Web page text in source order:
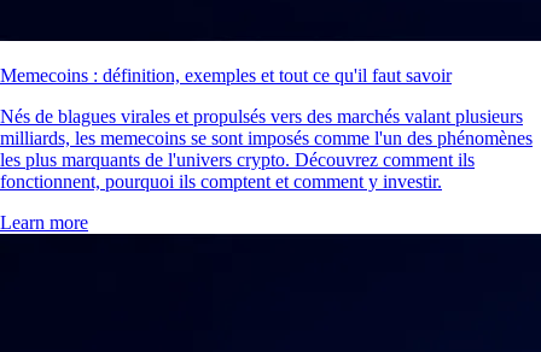
Memecoins : définition, exemples et tout ce qu'il faut savoir
Nés de blagues virales et propulsés vers des marchés valant plusieurs
milliards, les memecoins se sont imposés comme l'un des phénomènes
les plus marquants de l'univers crypto. Découvrez comment ils
fonctionnent, pourquoi ils comptent et comment y investir.
Learn more